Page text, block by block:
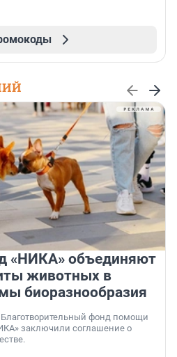
«НИКА» объединяют
животных в
биоразнообразия
фонд помощи
заключили соглашение о